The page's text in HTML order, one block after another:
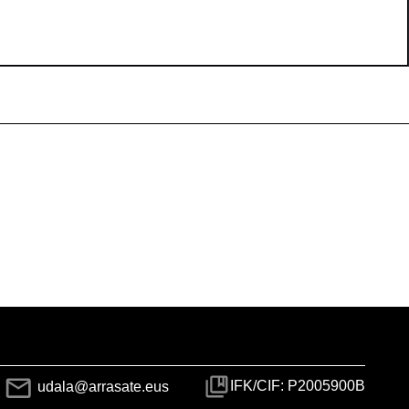
udala@arrasate.eus IFK/CIF: P2005900B